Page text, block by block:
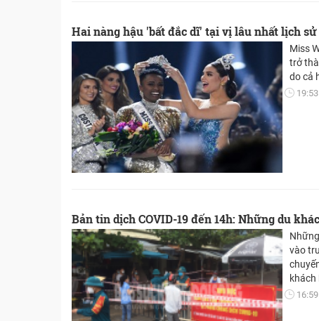
Hai nàng hậu 'bất đắc dĩ' tại vị lâu nhất lịch
Miss
trở
do cả
19:53
Bản tin dịch COVID-19 đến 14h: Những du
vào
khách
phát ở
16:59